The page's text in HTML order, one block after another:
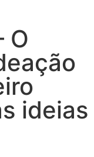
O
ideias